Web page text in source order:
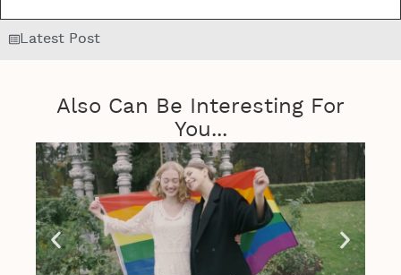
Latest Post
Also Can Be Interesting For
You...